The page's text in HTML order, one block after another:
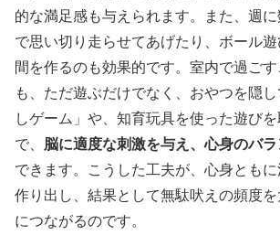
的な満足感も与えられます。また、週
で思い切り走らせてあげたり、ボール
間を作るのも効果的です。室内で過ご
も、ただ遊ぶだけでなく、おやつを隠
しゲーム」や、知育玩具を使った遊び
で、 脳に適度な刺激を与え、心身のバ
できます。こうした工夫が、心身とも
作り出し、結果として無駄吠えの頻度
につながるのです。